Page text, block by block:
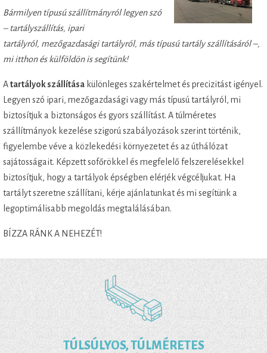
Bármilyen típusú szállítmányról legyen szó
– tartályszállítás, ipari
tartályról, mezőgazdasági tartályról, más típusú tartály szállításáról –,
mi itthon és külföldön is segítünk!
Atartályok szállítása különleges szakértelmet és precizitást igényel.
Legyen szó ipari, mezőgazdasági vagy más típusú tartályról, mi
biztosítjuk a biztonságos és gyors szállítást. A túlméretes
szállítmányok kezelése szigorú szabályozások szerint történik,
figyelembe véve a közlekedési környezetet és az úthálózat
sajátosságait. Képzett sofőrökkel és megfelelő felszerelésekkel
biztosítjuk, hogy a tartályok épségben elérjék végcéljukat. Ha
tartályt szeretne szállítani, kérje ajánlatunkat és mi segítünk a
legoptimálisabb megoldás megtalálásában.
BÍZZA RÁNK A NEHEZÉT!
TÚLSÚLYOS, TÚLMÉRETES